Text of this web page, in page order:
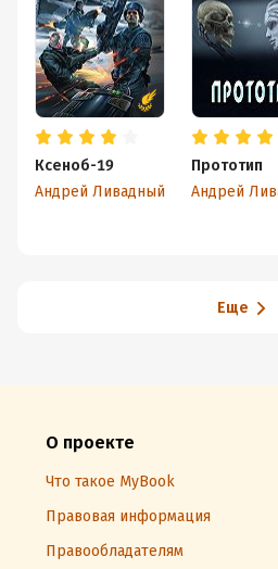
Ксеноб-19
Андрей Ливадный
Прототип
Еще
О проекте
Что такое MyBook
Правовая информация
Правообладателям